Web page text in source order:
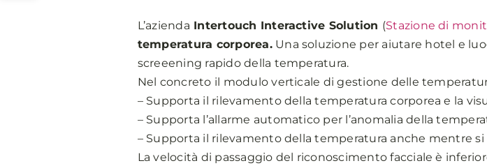
L’azienda Intertouch Interactive Solution (Stazione di
temperatura corporea.Una soluzione per aiutare hotel e
screeening rapido della temperatura.
Nel concreto il modulo verticale di gestione delle
– Supporta il rilevamento della temperatura corporea e la
– Supporta l’allarme automatico per l’anomalia della
– Supporta il rilevamento della temperatura anche mentre si
La velocità di passaggio del riconoscimento facciale è